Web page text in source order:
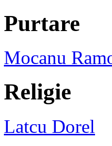
Purtare
Mocanu
Religie
Latcu Dorel